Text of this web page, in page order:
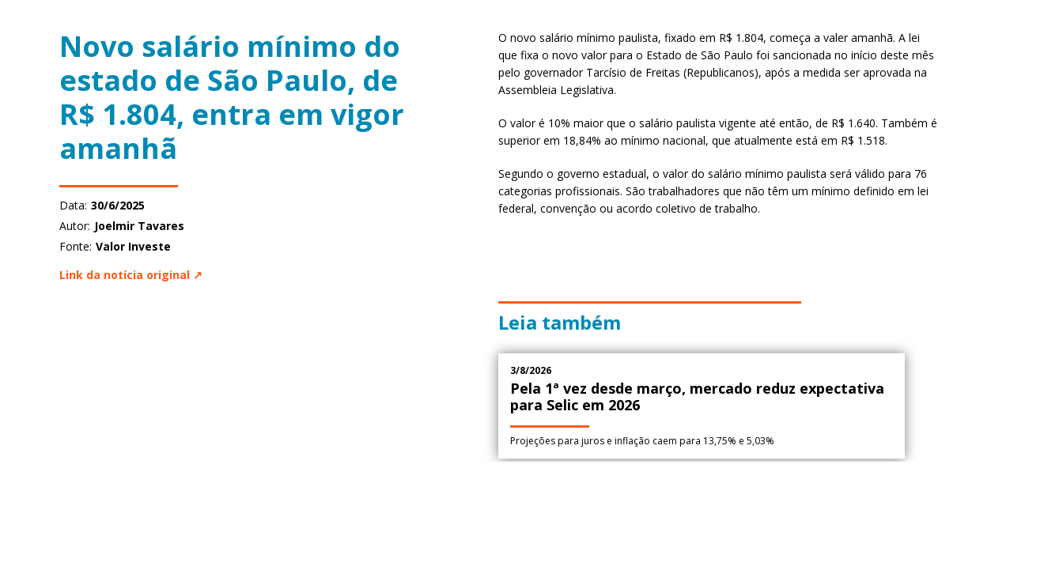
Novo salário mínimo do
estado de São Paulo, de
R$ 1.804, entra em vigor
amanhã
Data: 30/6/2025
Autor: Joelmir Tavares
Fonte: Valor Investe
Link da notícia original ↗
O novo salário mínimo paulista, fixado em R$ 1.804, começa a valer amanhã. A lei
que fixa o novo valor para o Estado de São Paulo foi sancionada no início deste mês
pelo governador Tarcísio de Freitas (Republicanos), após a medida ser aprovada na
Assembleia Legislativa.
O valor é 10% maior que o salário paulista vigente até então, de R$ 1.640. Também é
superior em 18,84% ao mínimo nacional, que atualmente está em R$ 1.518.
Segundo o governo estadual, o valor do salário mínimo paulista será válido para 76
categorias profissionais. São trabalhadores que não têm um mínimo definido em lei
federal, convenção ou acordo coletivo de trabalho.
3/8/2026
Pela 1ª vez desde março, mercado reduz expectativa
para Selic em 2026
Projeções para juros e inflação caem para 13,75% e 5,03%
Leia também